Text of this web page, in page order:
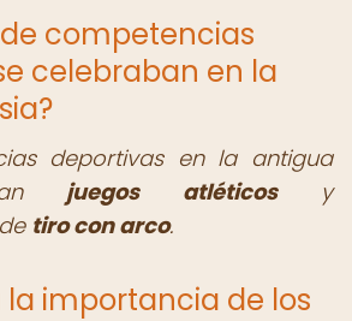
de competencias
celebraban en la
deportivas en la antigua
juegos atléticosy
tiro con arco.
la importancia de los